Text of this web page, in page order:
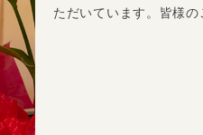
ただいています。皆様の